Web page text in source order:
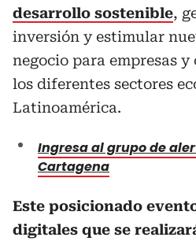
desarrollo sostenible,
inversión y estimular
negocio para empresas y
los diferentes sectores
Latinoamérica.
Ingresa al grupo de
Cartagena
Este posicionado
digitales que se